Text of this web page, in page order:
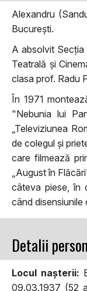
Alexandru
București.
A absolvit
Teatrală și
clasa prof. Radu
În 1971
"Nebunia lui
„Televiziunea
de colegul și
care filmează
„August în
câteva piese, în
când disensiunile
Detalii
Locul naşterii:
09.03.1937 (52